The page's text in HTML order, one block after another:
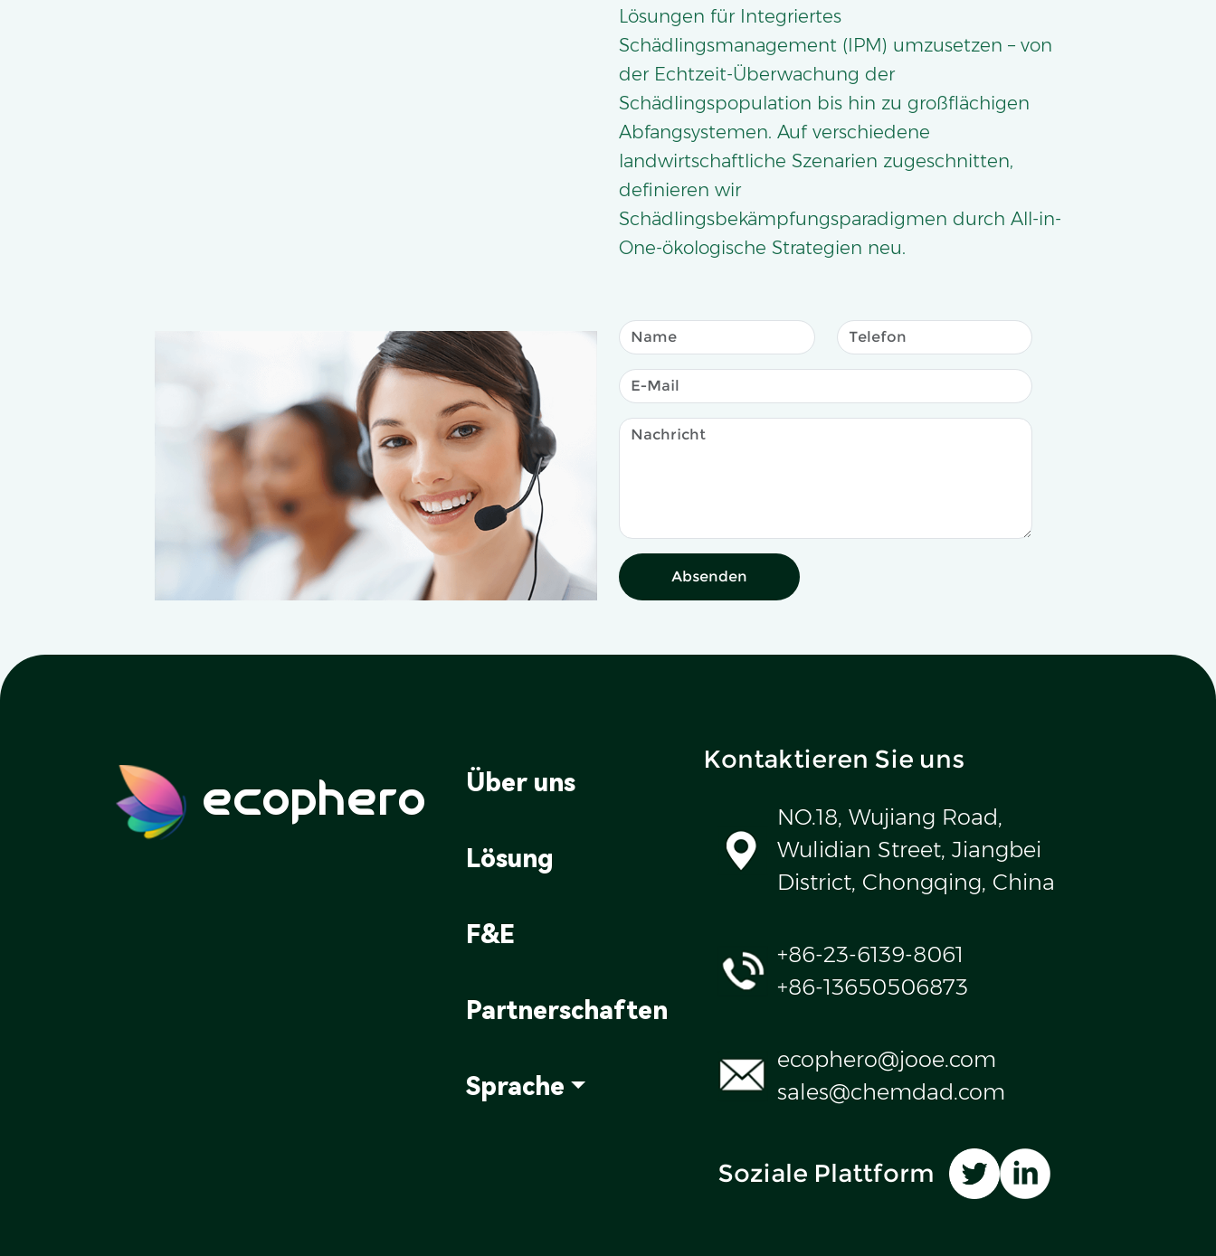
Lösungen für Integriertes
Schädlingsmanagement (IPM) umzusetzen – von
der Echtzeit-Überwachung der
Schädlingspopulation bis hin zu großflächigen
Abfangsystemen. Auf verschiedene
landwirtschaftliche Szenarien zugeschnitten,
definieren wir
Schädlingsbekämpfungsparadigmen durch All-in-
One-ökologische Strategien neu.
Absenden
ecophero Über uns
Lösung
F&E
Partnerschaften
Sprache
Kontaktieren Sie uns
NO.18, Wujiang Road,
Wulidian Street, Jiangbei
District, Chongqing, China
+86-23-6139-8061
+86-13650506873
ecophero@jooe.com
sales@chemdad.com
Soziale Plattform